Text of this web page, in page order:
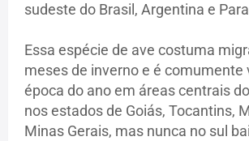
sudeste do Brasil, Argentina e
Essa espécie de ave costuma
meses de inverno e é comumente
época do ano em áreas centrais
nos estados de Goiás, Tocantins,
Minas Gerais, mas nunca no sul